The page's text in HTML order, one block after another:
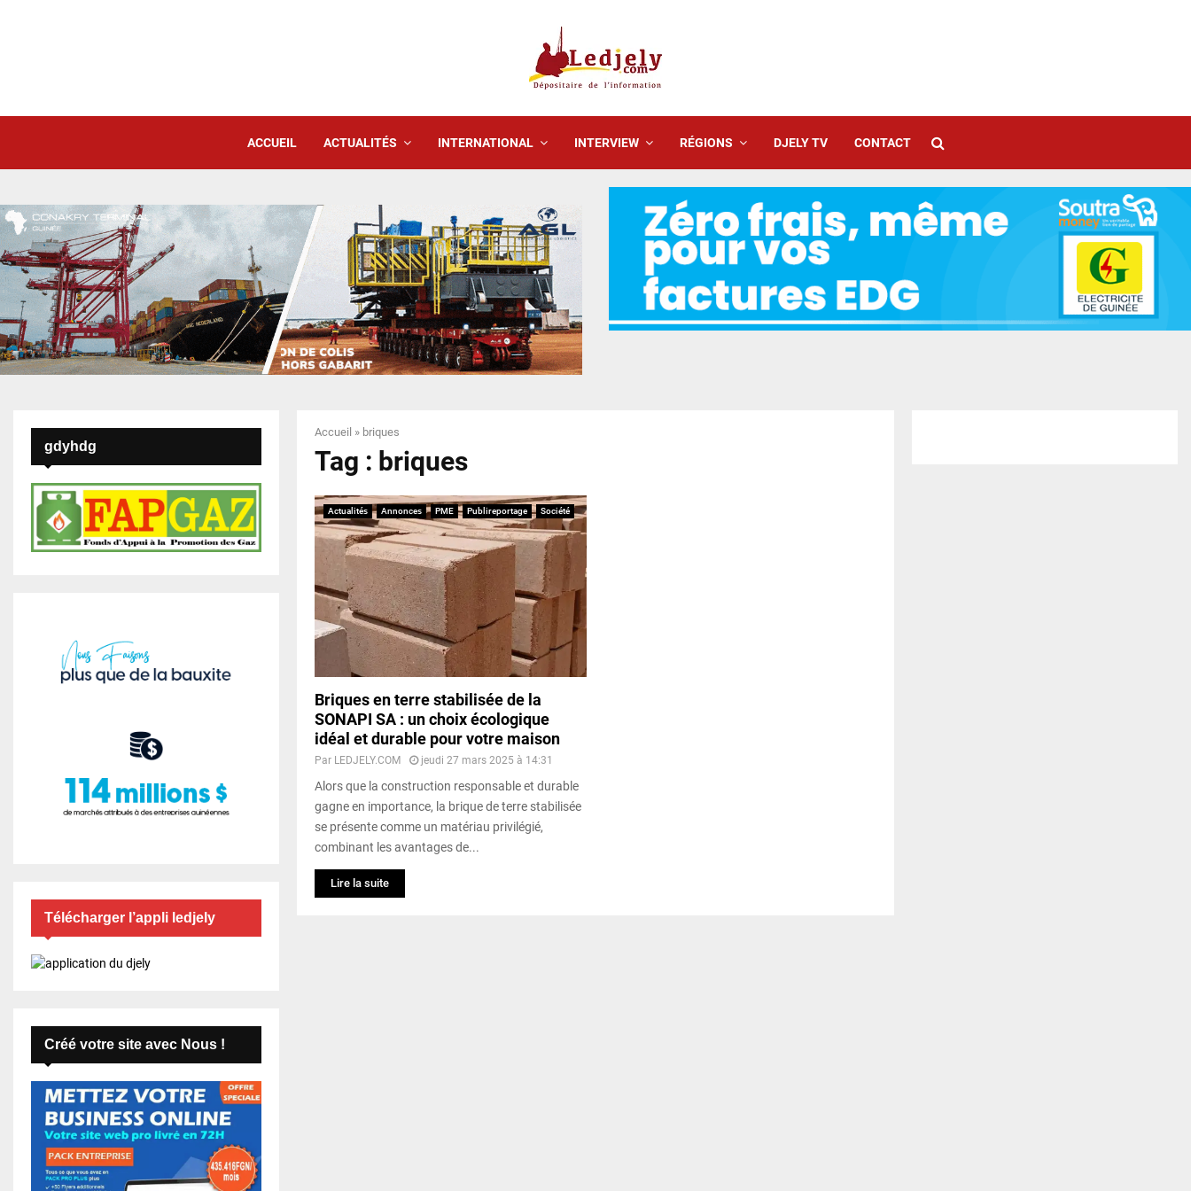
ACCUEIL ACTUALITÉS INTERNATIONAL INTERVIEW RÉGIONS DJELY TV CONTACT
Accueil » briques
Tag : briques
Actualités Annonces PME Publireportage Société
Briques en terre stabilisée de la
SONAPI SA : un choix écologique
idéal et durable pour votre maison
Par LEDJELY.COM jeudi 27 mars 2025 à 14:31
Alors que la construction responsable et durable
gagne en importance, la brique de terre stabilisée
se présente comme un matériau privilégié,
combinant les avantages de...
Lire la suite
gdyhdg
Télécharger l’appli ledjely
Créé votre site avec Nous !